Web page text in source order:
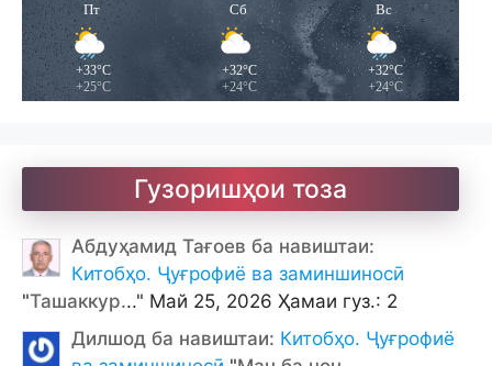
Пт
+33°C
+25°C
Сб
+32°C
+24°C
Вс
+32°C
+24°C
Гузоришҳои тоза
Абдуҳамид Тағоев ба навиштаи:
Китобҳо. Ҷуғрофиё ва заминшиносӣ
"Ташаккур..." Май 25, 2026 Ҳамаи гуз.: 2
Дилшод ба навиштаи: Китобҳо. Ҷуғрофиё